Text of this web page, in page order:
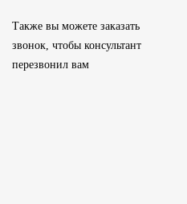
Также вы можете заказать
звонок, чтобы консультант
перезвонил вам